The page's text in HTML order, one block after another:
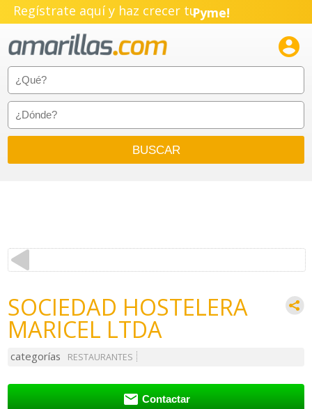
Regístrate aquí y haz crecer tuPyme!
Emprendimiento!

SOCIEDAD HOSTELERA
MARICEL LTDA
categorías RESTAURANTES
 Contactar